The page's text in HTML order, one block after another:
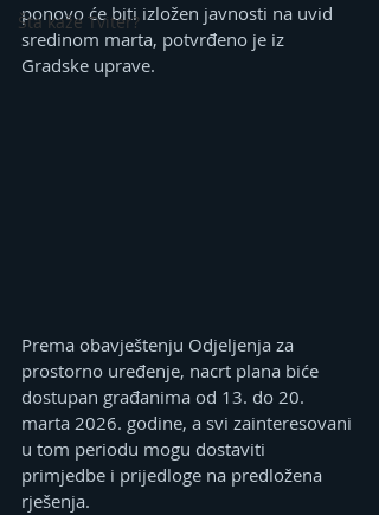
Šta kaže Tviter?
ponovo će biti izložen javnosti na uvid
sredinom marta, potvrđeno je iz
Gradske uprave.
Prema obavještenju Odjeljenja za
prostorno uređenje, nacrt plana biće
dostupan građanima od 13. do 20.
marta 2026. godine, a svi zainteresovani
u tom periodu mogu dostaviti
primjedbe i prijedloge na predložena
rješenja.